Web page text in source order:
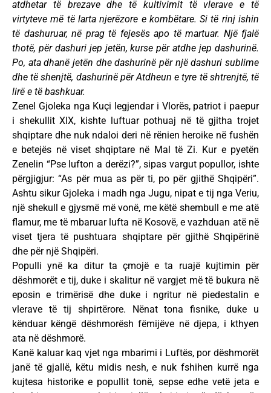
atdhetar të brezave dhe të kultivimit të vlerave e të
virtyteve më të larta njerëzore e kombëtare. Si të rinj ishin
të dashuruar, në prag të fejesës apo të martuar. Një fjalë
thotë, për dashuri jep jetën, kurse për atdhe jep dashurinë.
Po, ata dhanë jetën dhe dashurinë për një dashuri sublime
dhe të shenjtë, dashurinë për Atdheun e tyre të shtrenjtë, të
lirë e të bashkuar.
Zenel Gjoleka nga Kuçi legjendar i Vlorës, patriot i paepur
i shekullit XIX, kishte luftuar pothuaj në të gjitha trojet
shqiptare dhe nuk ndaloi deri në rënien heroike në fushën
e betejës në viset shqiptare në Mal të Zi. Kur e pyetën
Zenelin “Pse lufton a derëzi?”, sipas vargut popullor, ishte
përgjigjur: “As për mua as për ti, po për gjithë Shqipëri”.
Ashtu sikur Gjoleka i madh nga Jugu, nipat e tij nga Veriu,
një shekull e gjysmë më vonë, me këtë shembull e me atë
flamur, me të mbaruar lufta në Kosovë, e vazhduan atë në
viset tjera të pushtuara shqiptare për gjithë Shqipërinë
dhe për një Shqipëri.
Populli ynë ka ditur ta çmojë e ta ruajë kujtimin për
dëshmorët e tij, duke i skalitur në vargjet më të bukura në
eposin e trimërisë dhe duke i ngritur në piedestalin e
vlerave të tij shpirtërore. Nënat tona fisnike, duke u
kënduar këngë dëshmorësh fëmijëve në djepa, i kthyen
ata në dëshmorë.
Kanë kaluar kaq vjet nga mbarimi i Luftës, por dëshmorët
janë të gjallë, këtu midis nesh, e nuk fshihen kurrë nga
kujtesa historike e popullit tonë, sepse edhe vetë jeta e